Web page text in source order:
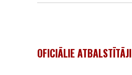
OFICIĀLIE ATBALSTĪTĀJI